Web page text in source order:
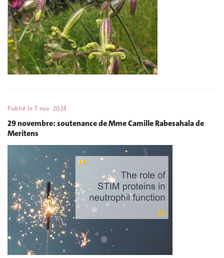
Publié le 7 nov. 2024
29 novembre: soutenance de Mme Camille Rabesahala de
Meritens